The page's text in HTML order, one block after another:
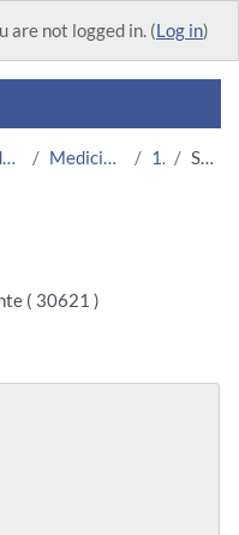
are not logged in. (Log in)
Anno Accademico 2013/2014 Medicina e Chirurgia 1030 Summary
( 30621 )